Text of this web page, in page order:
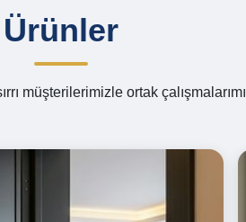
Ürünler
müşterilerimizle ortak